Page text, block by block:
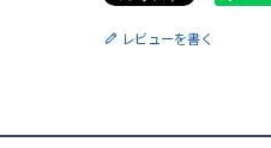
レビューを書く